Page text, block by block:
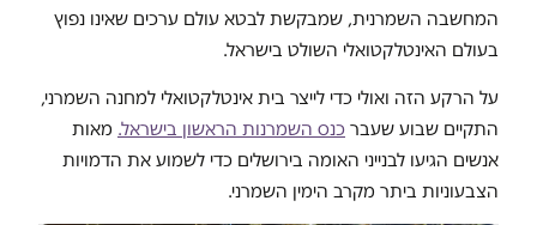
המחשבה השמרנית, שמבקשת לבטא עולם ערכים שאינו נפוץ
בעולם האינטלקטואלי השולט בישראל.
על הרקע הזה ואולי כדי לייצר בית אינטלקטואלי למחנה השמרני,
התקיים שבוע שעבר כנס השמרנות הראשון בישראל. מאות
אנשים הגיעו לבנייני האומה בירושלים כדי לשמוע את הדמויות
הצבעוניות ביתר מקרב הימין השמרני.